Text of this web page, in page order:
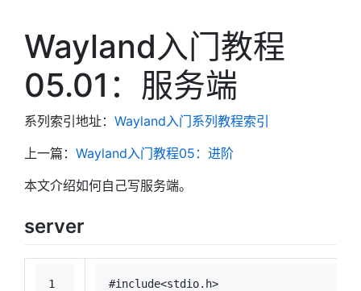
Wayland入门教程
05.01：服务端
系列索引地址： Wayland入门系列教程索引
上一篇： Wayland入门教程05：进阶
本文介绍如何自己写服务端。
server
1
#include<stdio.h>